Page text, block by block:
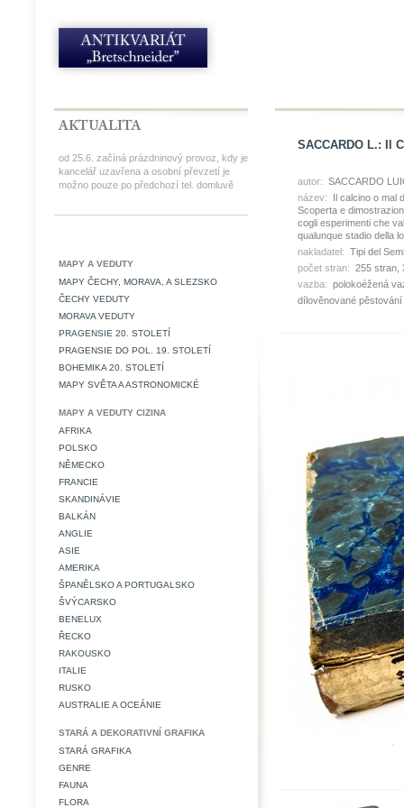
od 25.6. začíná prázdninový provoz, kdy je
kancelář uzavřena a osobní převzetí je
možno pouze po předchozí tel. domluvě
MAPY A VEDUTY
MAPY ČECHY, MORAVA, A SLEZSKO
ČECHY VEDUTY
MORAVA VEDUTY
PRAGENSIE 20. STOLETÍ
PRAGENSIE DO POL. 19. STOLETÍ
BOHEMIKA 20. STOLETÍ
MAPY SVĚTA A ASTRONOMICKÉ
MAPY A VEDUTY CIZINA
AFRIKA
POLSKO
NĚMECKO
FRANCIE
SKANDINÁVIE
BALKÁN
ANGLIE
ASIE
AMERIKA
ŠPANĚLSKO A PORTUGALSKO
ŠVÝCARSKO
BENELUX
ŘECKO
RAKOUSKO
ITALIE
RUSKO
AUSTRALIE A OCEÁNIE
STARÁ A DEKORATIVNÍ GRAFIKA
STARÁ GRAFIKA
GENRE
FAUNA
FLORA
SACCARDO L.: Il
autor: SACCARDO
název:
Il calcino o mal
Scoperta e
cogli esperimenti che
qualunque stadio della
nakladatel: Tipi del
počet stran: 255 stran,
vazba: polokoéžená
dílověnované